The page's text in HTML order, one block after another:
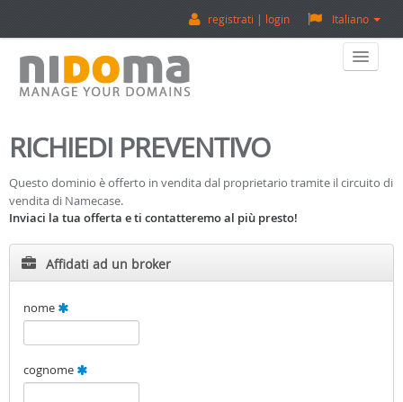
Italiano
registrati login
Vendi Un Dominio
Contatti
RICHIEDI PREVENTIVO
Questo dominio è offerto in vendita dal proprietario tramite il circuito di
vendita di Namecase.
Inviaci la tua offerta e ti contatteremo al più presto!
Affidati ad un broker
nome
cognome